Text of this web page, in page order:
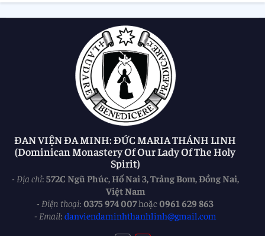
ĐAN VIỆN ĐA MINH: ĐỨC MARIA THÁNH LINH
(Dominican Monastery Of Our Lady Of The Holy
Spirit)
- Địa chỉ: 572C Ngũ Phúc, Hố Nai 3, Trảng Bom, Đồng Nai,
Việt Nam
- Điện thoại: 0375 974 007hoặc0961 629 863
- Email: danviendaminhthanhlinh@gmail.com